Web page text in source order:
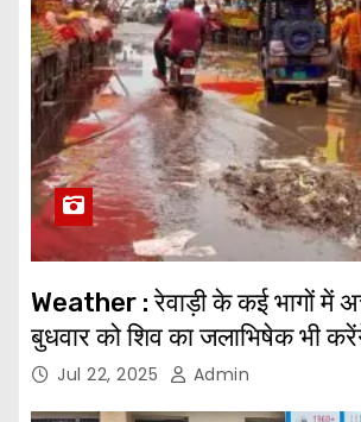
Weather : रेवाड़ी के कई भागों में
बुधवार को शिव का जलाभिषेक भी
Jul 22, 2025 Admin